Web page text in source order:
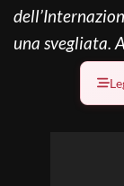
una svegliata.